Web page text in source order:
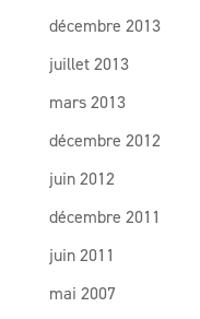
décembre 2013
juillet 2013
mars 2013
décembre 2012
juin 2012
décembre 2011
juin 2011
mai 2007